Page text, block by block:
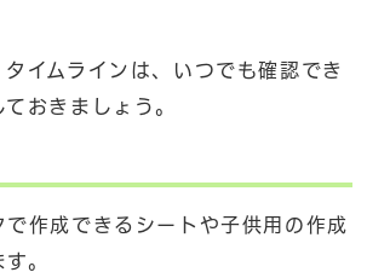
イムラインは、いつでも確認でき
おきましょう。
で作成できるシートや子供用の作成
。